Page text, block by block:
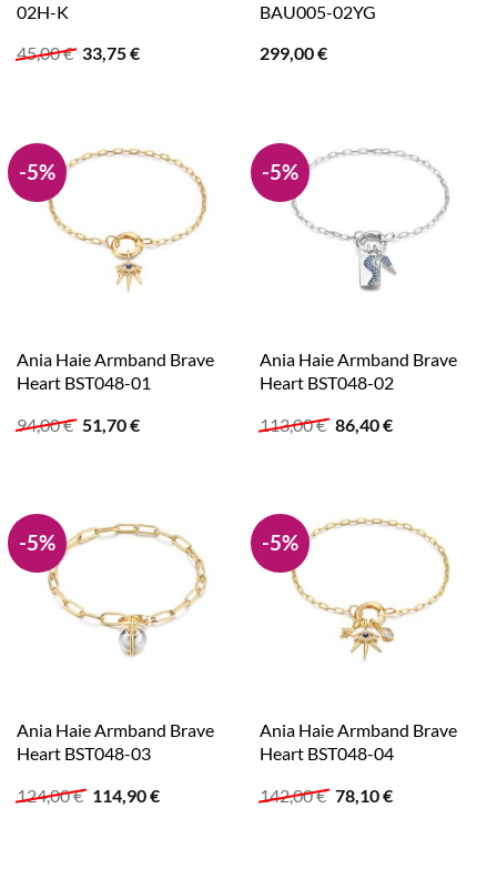
02H-K
45,00€ Ursprünglicher
33,75€Aktueller
BAU005-02YG
299,00€
-5%
Ania Haie Armband Brave
Heart BST048-01
94,00€ Ursprünglicher
Preis
51,70€Aktueller
-5%
Ania Haie Armband Brave
Heart BST048-02
113,00€ Ursprünglicher
Preis
86,40€Aktueller
-5%
Ania Haie Armband Brave
Heart BST048-03
124,00€ Ursprünglicher
Preis
114,90€Aktueller
-5%
Ania Haie Armband Brave
Heart BST048-04
142,00€ Ursprünglicher
Preis
78,10€Aktueller